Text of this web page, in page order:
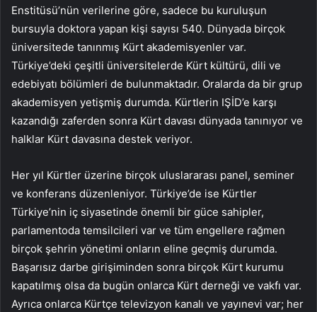
Enstitüsü’nün verilerine göre, sadece bu kuruluşun
bursuyla doktora yapan kişi sayısı 540. Dünyada birçok
üniversitede tanınmış Kürt akademisyenler var.
Türkiye’deki çeşitli üniversitelerde Kürt kültürü, dili ve
edebiyatı bölümleri de bulunmaktadır. Oralarda da bir grup
akademisyen yetişmiş durumda. Kürtlerin IŞİD’e karşı
kazandığı zaferden sonra Kürt davası dünyada tanınıyor ve
halklar Kürt davasına destek veriyor.
Her yıl Kürtler üzerine birçok uluslararası panel, seminer
ve konferans düzenleniyor. Türkiye’de ise Kürtler
Türkiye’nin iç siyasetinde önemli bir güce sahipler,
parlamentoda temsilcileri var ve tüm engellere rağmen
birçok şehrin yönetimi onların eline geçmiş durumda.
Başarısız darbe girişiminden sonra birçok Kürt kurumu
kapatılmış olsa da bugün onlarca Kürt derneği ve vakfı var.
Ayrıca onlarca Kürtçe televizyon kanalı ve yayınevi var; her